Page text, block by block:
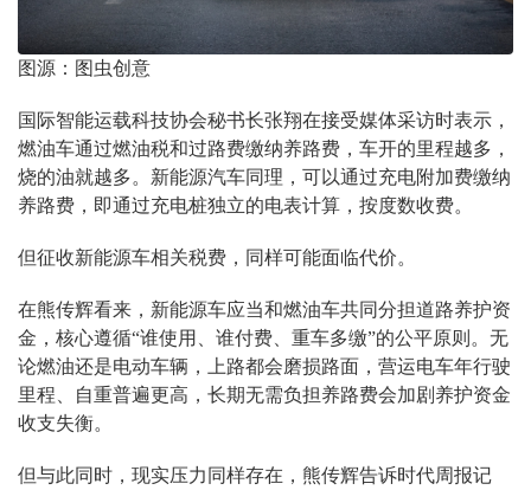
图源：图虫创意
国际智能运载科技协会秘书长张翔在接受媒体采访时表示，
燃油车通过燃油税和过路费缴纳养路费，车开的里程越多，
烧的油就越多。新能源汽车同理，可以通过充电附加费缴纳
养路费，即通过充电桩独立的电表计算，按度数收费。
但征收新能源车相关税费，同样可能面临代价。
在熊传辉看来，新能源车应当和燃油车共同分担道路养护资
金，核心遵循“谁使用、谁付费、重车多缴”的公平原则。无
论燃油还是电动车辆，上路都会磨损路面，营运电车年行驶
里程、自重普遍更高，长期无需负担养路费会加剧养护资金
收支失衡。
但与此同时，现实压力同样存在，熊传辉告诉时代周报记